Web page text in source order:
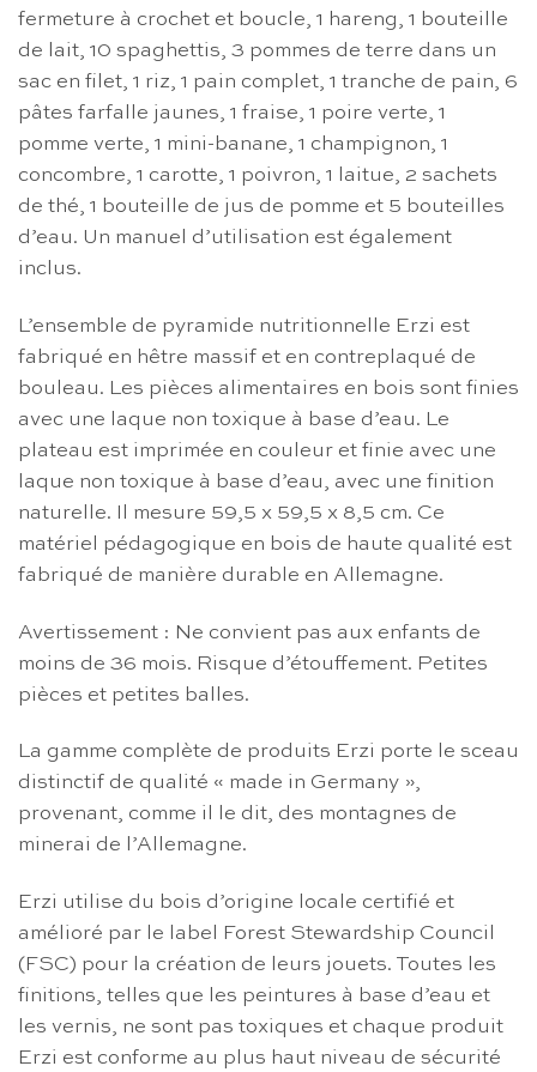
fermeture à crochet et boucle, 1 hareng, 1 bouteille
de lait, 10 spaghettis, 3 pommes de terre dans un
sac en filet, 1 riz, 1 pain complet, 1 tranche de pain, 6
pâtes farfalle jaunes, 1 fraise, 1 poire verte, 1
pomme verte, 1 mini-banane, 1 champignon, 1
concombre, 1 carotte, 1 poivron, 1 laitue, 2 sachets
de thé, 1 bouteille de jus de pomme et 5 bouteilles
d’eau. Un manuel d’utilisation est également
inclus.
L’ensemble de pyramide nutritionnelle Erzi est
fabriqué en hêtre massif et en contreplaqué de
bouleau. Les pièces alimentaires en bois sont finies
avec une laque non toxique à base d’eau. Le
plateau est imprimée en couleur et finie avec une
laque non toxique à base d’eau, avec une finition
naturelle. Il mesure 59,5 x 59,5 x 8,5 cm. Ce
matériel pédagogique en bois de haute qualité est
fabriqué de manière durable en Allemagne.
Avertissement : Ne convient pas aux enfants de
moins de 36 mois. Risque d’étouffement. Petites
pièces et petites balles.
La gamme complète de produits Erzi porte le sceau
distinctif de qualité « made in Germany »,
provenant, comme il le dit, des montagnes de
minerai de l’Allemagne.
Erzi utilise du bois d’origine locale certifié et
amélioré par le label Forest Stewardship Council
(FSC) pour la création de leurs jouets. Toutes les
finitions, telles que les peintures à base d’eau et
les vernis, ne sont pas toxiques et chaque produit
Erzi est conforme au plus haut niveau de sécurité